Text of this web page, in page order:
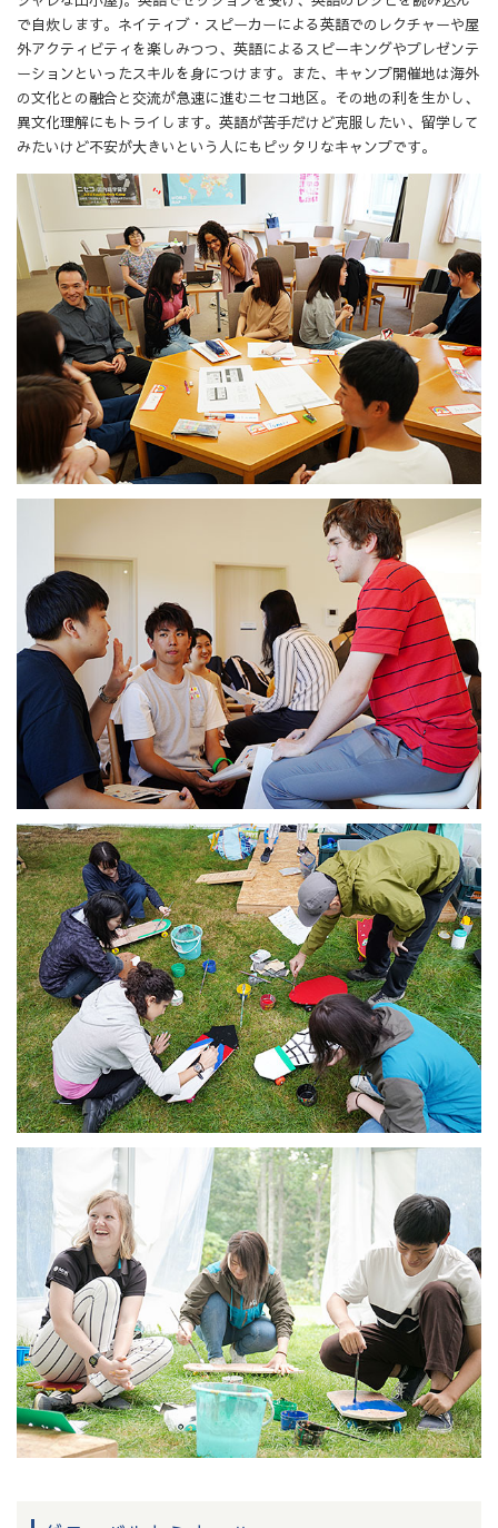
で自炊します。ネイティブ・スピーカーによる英語でのレクチャーや屋
外アクティビティを楽しみつつ、英語によるスピーキングやプレゼンテ
ーションといったスキルを身につけます。また、キャンプ開催地は海外
の文化との融合と交流が急速に進むニセコ地区。その地の利を生かし、
異文化理解にもトライします。英語が苦手だけど克服したい、留学して
みたいけど不安が大きいという人にもピッタリなキャンプです。